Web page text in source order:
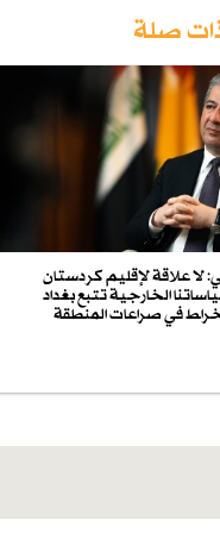
صلة
لا علاقة لإقليم كردستان
الخارجية تتبع بغداد
في صراعات المنطقة